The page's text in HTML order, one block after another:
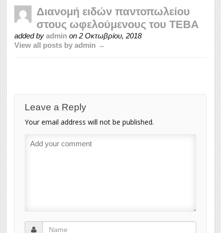
Διανομή ειδών παντοπωλείου
στους ωφελούμενους του ΤΕΒΑ
added by admin on 2 Οκτωβρίου, 2018
View all posts by admin →
Leave a Reply
Your email address will not be published.